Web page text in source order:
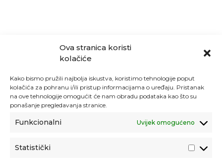
Ova stranica koristi
kolačiće
Kako bismo pružili najbolja iskustva, koristimo tehnologije poput
kolačića za pohranu i/ili pristup informacijama o uređaju. Pristanak
na ove tehnologije omogućit će nam obradu podataka kao što su
ponašanje pregledavanja stranice.
Funkcionalni Uvijek omogućeno
Statistički